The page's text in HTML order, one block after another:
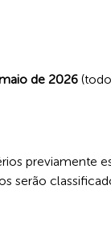
de 2026
previamente
serão